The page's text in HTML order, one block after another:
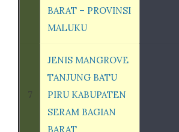
BARAT – PROVINSI
MALUKU
7
JENIS MANGROVE
TANJUNG BATU
PIRU KABUPATEN
SERAM BAGIAN
BARAT